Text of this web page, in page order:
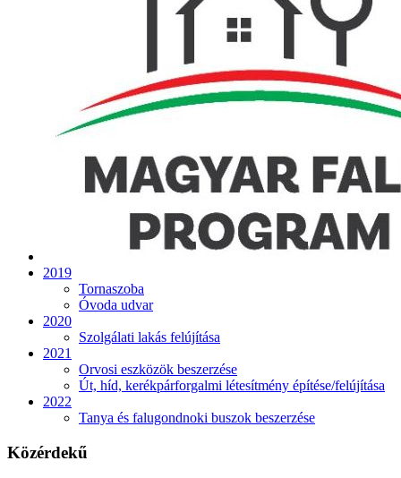
2019
Tornaszoba
Óvoda udvar
2020
Szolgálati lakás felújítása
2021
Orvosi eszközök beszerzése
Út, híd, kerékpárforgalmi létesítmény építése/felújítása
2022
Tanya és falugondnoki buszok beszerzése
Közérdekű